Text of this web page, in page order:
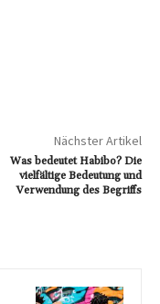
Nächster Artikel
Was bedeutet Habibo? Die
vielfältige Bedeutung und
Verwendung des Begriffs